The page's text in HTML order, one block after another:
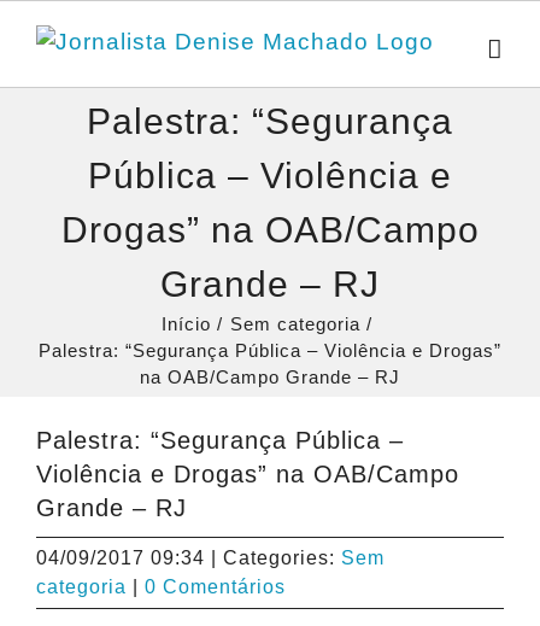
para
o
conteúdoPalestra: “Segurança
Pública – Violência e
Drogas” na OAB/Campo
Grande – RJ
Início
Sem categoria
Palestra: “Segurança Pública – Violência e Drogas”
na OAB/Campo Grande – RJ
Palestra: “Segurança Pública –
Violência e Drogas” na OAB/Campo
Grande – RJ
04/09/2017 09:34 Categories: Sem
categoria
0 Comentários